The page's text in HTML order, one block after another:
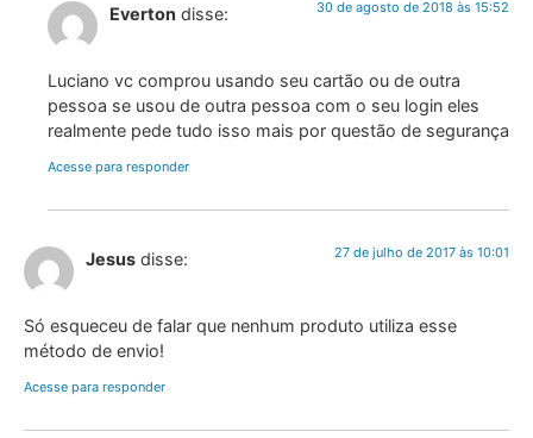
Everton disse: 30 de agosto de 2018 às 15:52
Luciano vc comprou usando seu cartão ou de outra
pessoa se usou de outra pessoa com o seu login eles
realmente pede tudo isso mais por questão de segurança
Acesse para responder
Jesus disse: 27 de julho de 2017 às 10:01
Só esqueceu de falar que nenhum produto utiliza esse
método de envio!
Acesse para responder